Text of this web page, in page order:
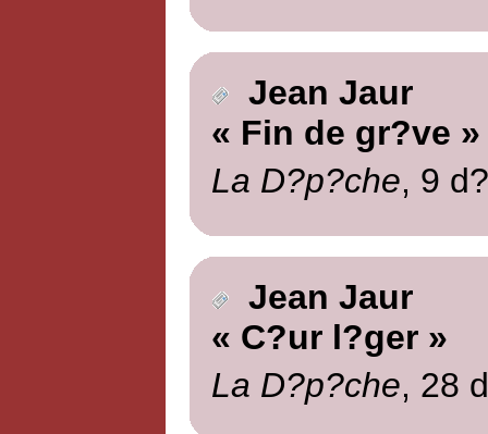
Jean Jaur
« Fin de gr?ve »
La D?p?che, 9
Jean Jaur
« C?ur l?ger »
La D?p?che, 28